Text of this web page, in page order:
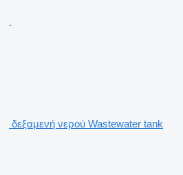
δεξαμενή νερού Wastewater tank